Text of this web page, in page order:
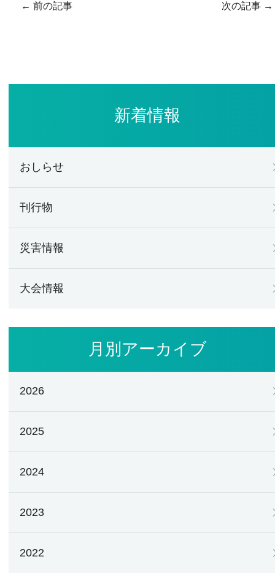
← 前の記事 次の記事 →
新着情報
おしらせ
刊行物
災害情報
大会情報
月別アーカイブ
2026
2025
2024
2023
2022